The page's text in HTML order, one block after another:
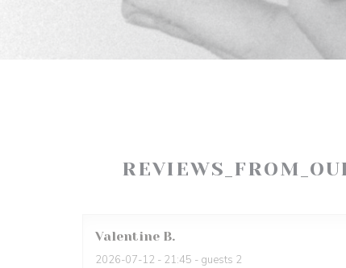
Valentine B
2026-07-12 - 21:45 - guests 2